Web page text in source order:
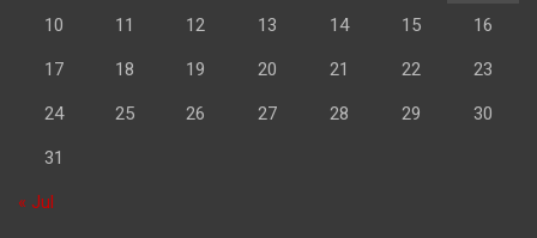
10 11 12 13 14 15 16
17 18 19 20 21 22 23
24 25 26 27 28 29 30
31
« Jul